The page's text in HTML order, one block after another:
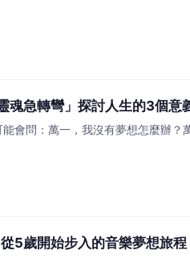
魂急轉彎」探討人生的3個意
會問：萬一，我沒有夢想怎麼辦
5歲開始步入的音樂夢想旅程